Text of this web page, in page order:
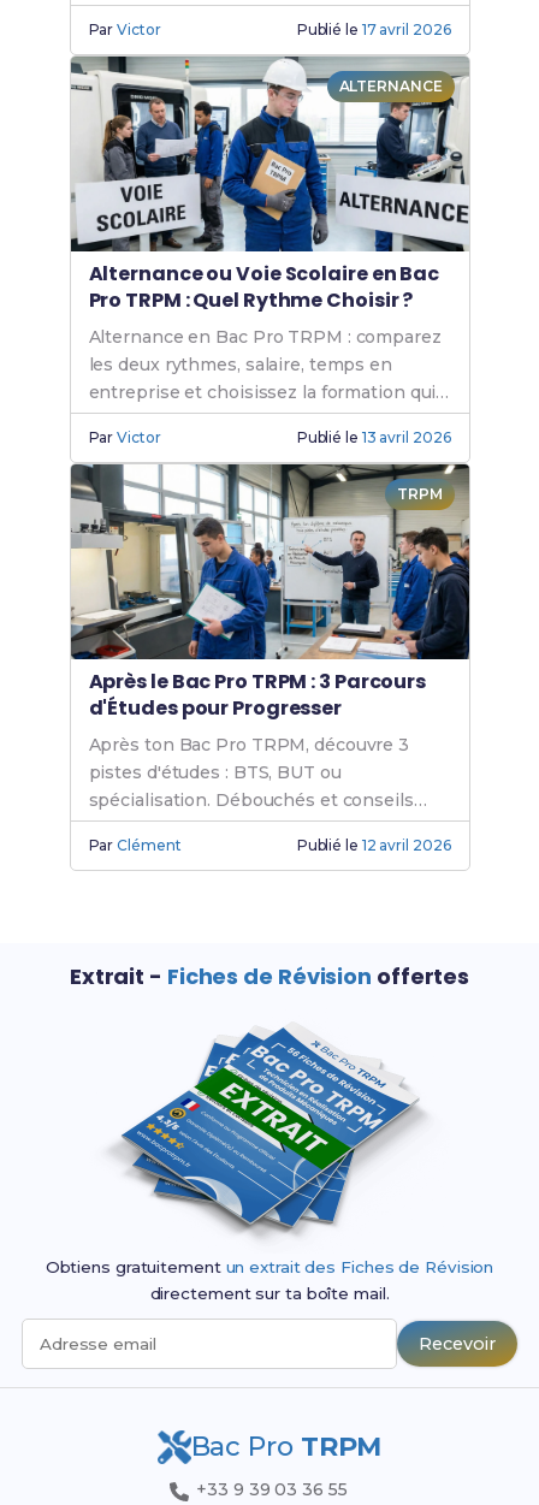
en mécanique industrielle.
ParVictor Publié le 17 avril 2026
ALTERNANCE
Alternance ou Voie Scolaire en Bac
Pro TRPM : Quel Rythme Choisir ?
Alternance en Bac Pro TRPM : comparez
les deux rythmes, salaire, temps en
entreprise et choisissez la formation qui
vous convient.
ParVictor Publié le 13 avril 2026
TRPM
Après le Bac Pro TRPM : 3 Parcours
d'Études pour Progresser
Après ton Bac Pro TRPM, découvre 3
pistes d'études : BTS, BUT ou
spécialisation. Débouchés et conseils
Parcoursup.
ParClément Publié le 12 avril 2026
Extrait - Fiches de Révision offertes
Obtiens gratuitement un extrait des Fiches de Révision
directement sur ta boîte mail.
Adresse email Recevoir
Bac Pro TRPM
+33 9 39 03 36 55